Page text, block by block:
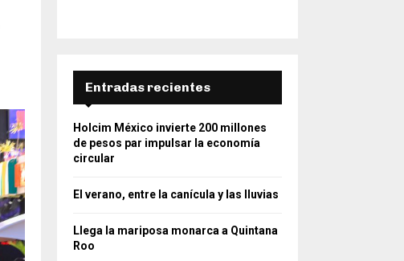
Entradas recientes
Holcim México invierte 200 millones
de pesos par impulsar la economía
circular
El verano, entre la canícula y las lluvias
Llega la mariposa monarca a Quintana
Roo